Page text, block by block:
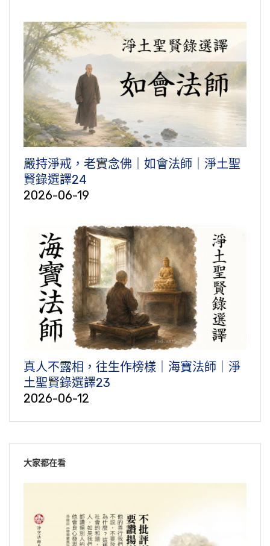
嚴持淨戒，老實念佛｜如會法師｜淨土聖
賢錄選譯24
2026-06-19
真人不露相，往生作榜樣｜海寶法師｜淨
土聖賢錄選譯23
2026-06-12
大家都在看